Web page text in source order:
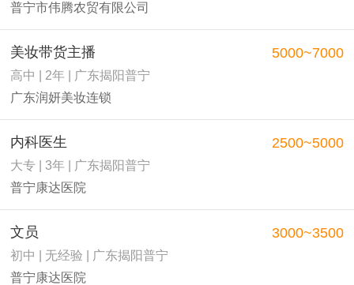
普宁市伟腾农贸有限公司
美妆带货主播
高中 | 2年 | 广东揭阳普宁
广东润妍美妆连锁
5000~7000
内科医生
大专 | 3年 | 广东揭阳普宁
普宁康达医院
2500~5000
文员
初中 | 无经验 | 广东揭阳普宁
普宁康达医院
3000~3500